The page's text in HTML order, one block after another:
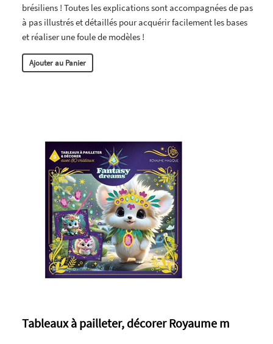
brésiliens ! Toutes les explications sont accompagnées de pas
à pas illustrés et détaillés pour acquérir facilement les bases
et réaliser une foule de modèles !
Ajouter au Panier
Tableaux à pailleter, décorer Royaume m